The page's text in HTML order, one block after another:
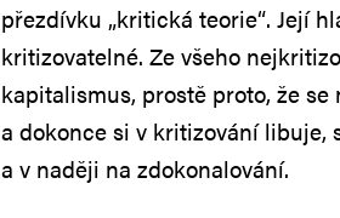
přezdívku „kritická teorie“. Její
kritizovatelné. Ze všeho
kapitalismus, prostě proto, že
a dokonce si v kritizování libuje,
a v naději na zdokonalování.